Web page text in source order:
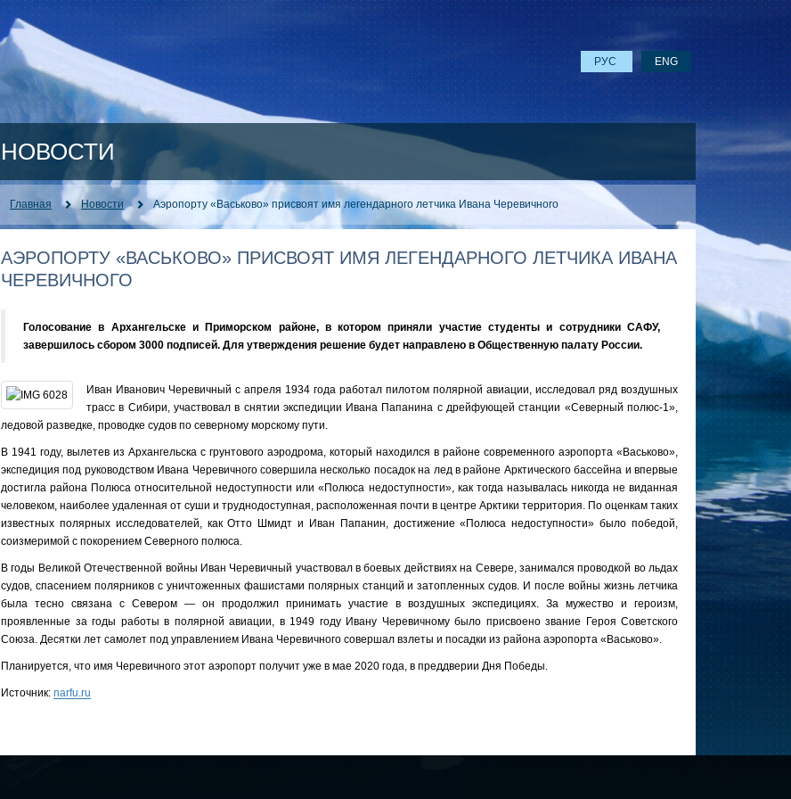
РУС ENG
НОВОСТИ
Главная Новости Аэропорту «Васьково» присвоят имя легендарного летчика Ивана Черевичного
АЭРОПОРТУ «ВАСЬКОВО» ПРИСВОЯТ ИМЯ ЛЕГЕНДАРНОГО ЛЕТЧИКА ИВАНА
ЧЕРЕВИЧНОГО
Голосование в Архангельске и Приморском районе, в котором приняли участие студенты и сотрудники САФУ,
завершилось сбором 3000 подписей. Для утверждения решение будет направлено в Общественную палату России.
Иван Иванович Черевичный с апреля 1934 года работал пилотом полярной авиации, исследовал ряд воздушных
трасс в Сибири, участвовал в снятии экспедиции Ивана Папанина с дрейфующей станции «Северный полюс-1»,
ледовой разведке, проводке судов по северному морскому пути.
В 1941 году, вылетев из Архангельска с грунтового аэродрома, который находился в районе современного аэропорта «Васьково»,
экспедиция под руководством Ивана Черевичного совершила несколько посадок на лед в районе Арктического бассейна и впервые
достигла района Полюса относительной недоступности или «Полюса недоступности», как тогда называлась никогда не виданная
человеком, наиболее удаленная от суши и труднодоступная, расположенная почти в центре Арктики территория. По оценкам таких
известных полярных исследователей, как Отто Шмидт и Иван Папанин, достижение «Полюса недоступности» было победой,
соизмеримой с покорением Северного полюса.
В годы Великой Отечественной войны Иван Черевичный участвовал в боевых действиях на Севере, занимался проводкой во льдах
судов, спасением полярников с уничтоженных фашистами полярных станций и затопленных судов. И после войны жизнь летчика
была тесно связана с Севером — он продолжил принимать участие в воздушных экспедициях. За мужество и героизм,
проявленные за годы работы в полярной авиации, в 1949 году Ивану Черевичному было присвоено звание Героя Советского
Союза. Десятки лет самолет под управлением Ивана Черевичного совершал взлеты и посадки из района аэропорта «Васьково».
Планируется, что имя Черевичного этот аэропорт получит уже в мае 2020 года, в преддверии Дня Победы.
Источник: narfu.ru